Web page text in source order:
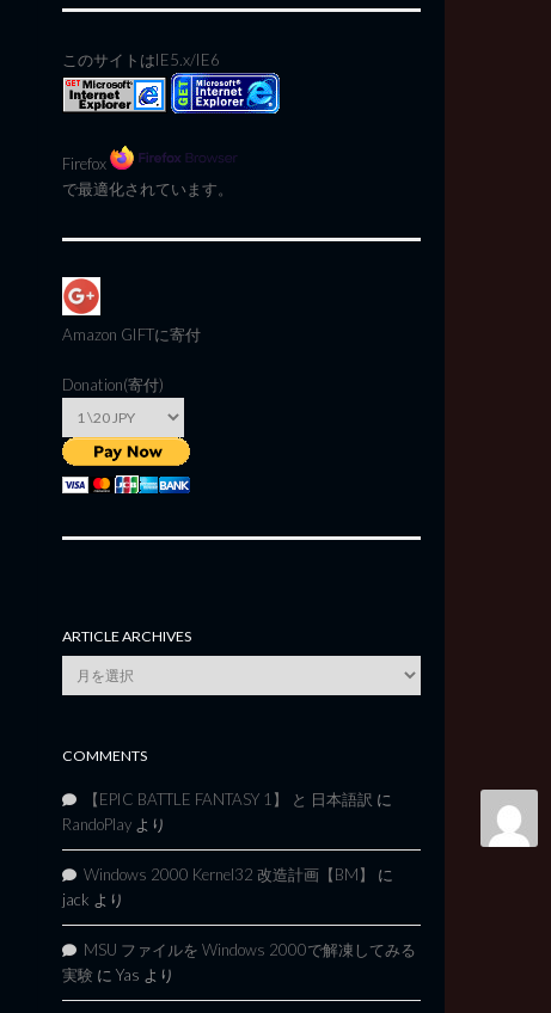
このサイトはIE5.x/IE6
Firefox
で最適化されています。
Amazon GIFTに寄付
Donation(寄付)
ARTICLE ARCHIVES
Article
Archives
COMMENTS
【EPIC BATTLE FANTASY 1】 と 日本語訳 に
RandoPlay より
Windows 2000 Kernel32 改造計画【BM】
に
jack より
MSU ファイルを Windows 2000で解凍してみる
実験 に Yas より